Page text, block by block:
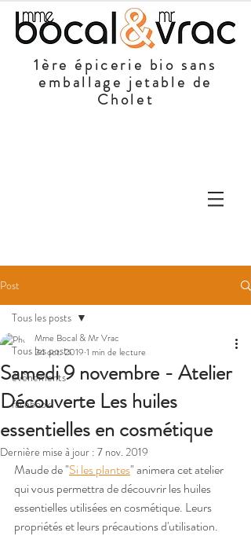
1ère épicerie bio sans
emballage jetable de
Cholet
Post
Tous les posts
évènements
facebook
Tous les posts
Samedi 9 novembre - Atelier
Découverte Les huiles
essentielles en cosmétique
Mme Bocal & Mr Vrac
24 oct. 2019 1 min de lecture
Dernière mise à jour : 7 nov. 2019
Maude de "Si les plantes" animera cet atelier
qui vous permettra de découvrir les huiles
essentielles utilisées en cosmétique. Leurs
propriétés et leurs précautions d'utilisation.